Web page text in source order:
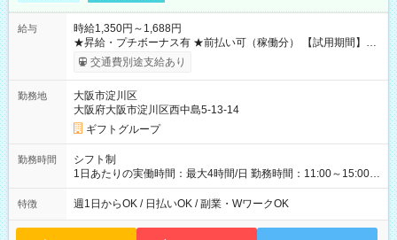
給与
時給1,350円～1,688円
★昇給・プチボーナス有 ★前払い可（稼働分） 【試用期間】試
用期間なし
交通費別途支給あり
勤務地
大阪市淀川区
大阪府大阪市淀川区西中島5-13-14
ギフトグループ
勤務時間
シフト制
1日あたりの実働時間：最大4時間/日 勤務時間：11:00～15:00
（実働4時間） ★週1日～勤務OK！ ★土日のみ・平日のみも
OK！ ★シフト自己申告制！ ★残業なし！次の予定も立てやすい
特徴 週1日からOK / 日払いOK / 副業・WワークOK